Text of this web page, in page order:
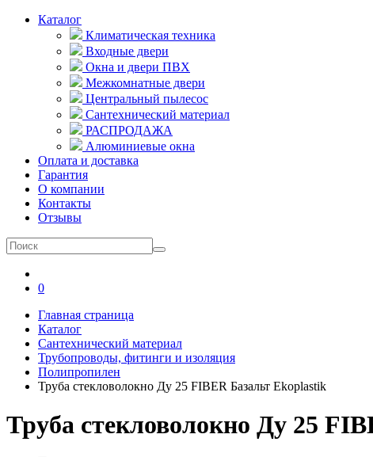
Каталог
Климатическая техника
Входные двери
Окна и двери ПВХ
Межкомнатные двери
Центральный пылесос
Сантехнический материал
РАСПРОДАЖА
Алюминиевые окна
Оплата и доставка
Гарантия
О компании
Контакты
Отзывы
0
Главная страница
Каталог
Сантехнический материал
Трубопроводы, фитинги и изоляция
Полипропилен
Труба стекловолокно Ду 25 FIBER Базальт Ekoplastik
Труба стекловолокно Ду 25